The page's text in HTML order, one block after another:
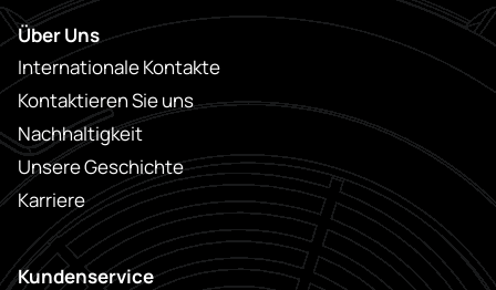
Über Uns
Internationale Kontakte
Kontaktieren Sie uns
Nachhaltigkeit
Unsere Geschichte
Karriere
Kundenservice